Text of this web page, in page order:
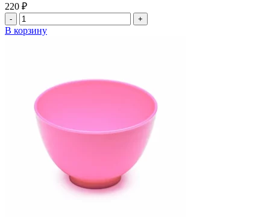
220 ₽
В корзину